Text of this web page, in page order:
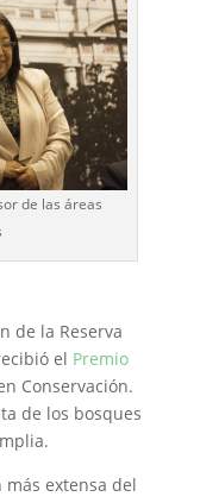
de las áreas
de la Reserva
el Premio
Conservación.
de los bosques
más extensa del